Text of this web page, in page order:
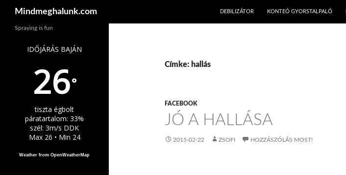
Mindmeghalunk.com
DEBILIZÁTOR
KONTEÓ GYORSTALPALÓ
Címke: hallás
FACEBOOK
JÓ A HALLÁSA
2015-02-22 ZSOFI HOZZÁSZÓLÁS MOST!
Spraying is fun
IDŐJÁRÁS BAJÁN
26°
tiszta égbolt
páratartalom: 33%
szél: 3m/s DDK
Max 26 • Min 24
Weather from OpenWeatherMap